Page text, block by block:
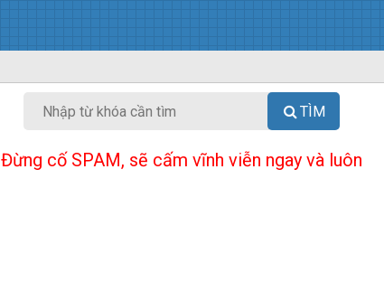
TÌM
Đừng cố SPAM, sẽ cấm vĩnh viễn ngay và luôn